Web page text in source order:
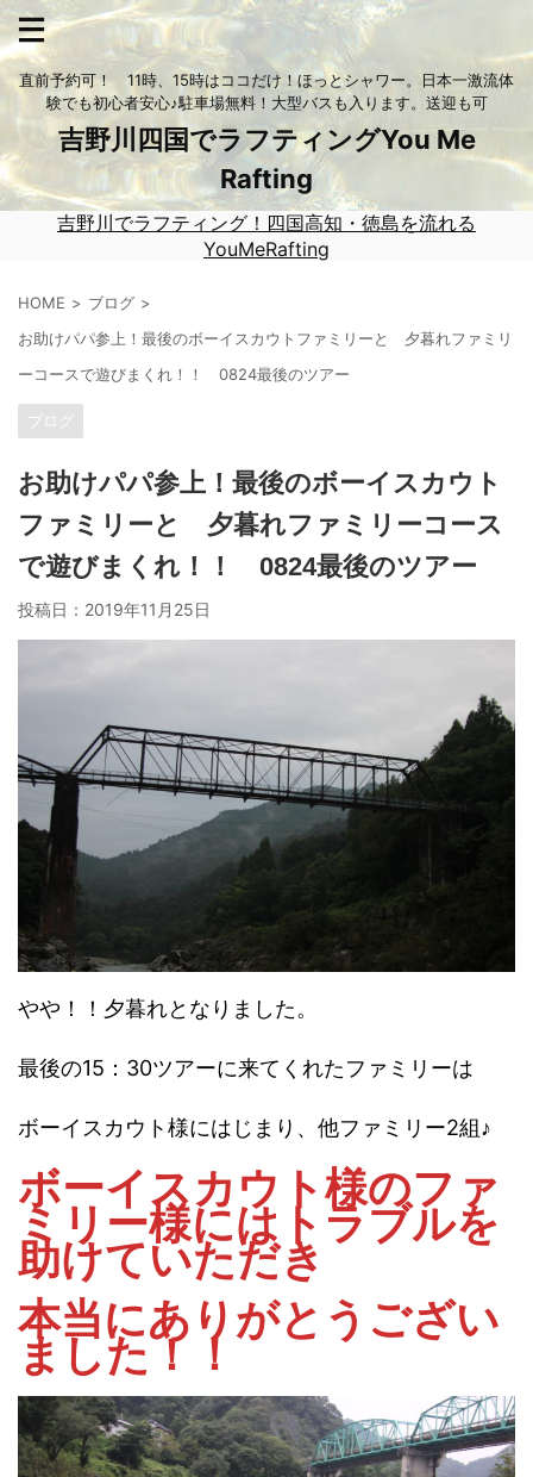
直前予約可！ 11時、15時はココだけ！ほっとシャワー。日本一激流体
験でも初心者安心♪駐車場無料！大型バスも入ります。送迎も可
吉野川四国でラフティングYou Me
Rafting
吉野川でラフティング！四国高知・徳島を流れる
YouMeRafting
HOME
ブログ
お助けパパ参上！最後のボーイスカウトファミリーと 夕暮れファミリ
ーコースで遊びまくれ！！ 0824最後のツアー
ブログ
お助けパパ参上！最後のボーイスカウト
ファミリーと 夕暮れファミリーコース
で遊びまくれ！！ 0824最後のツアー
投稿日： 2019年11月25日
やや！！夕暮れとなりました。
最後の15：30ツアーに来てくれたファミリーは
ボーイスカウト様にはじまり、他ファミリー2組♪
ボーイスカウト様のファ
ミリー様にはトラブルを
助けていただき
本当にありがとうござい
ました！！